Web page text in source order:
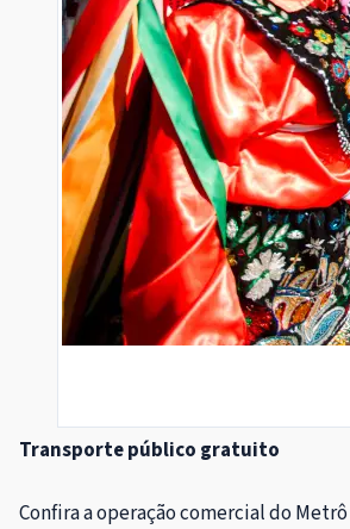
Transporte público gratuito
Confira a operação comercial do